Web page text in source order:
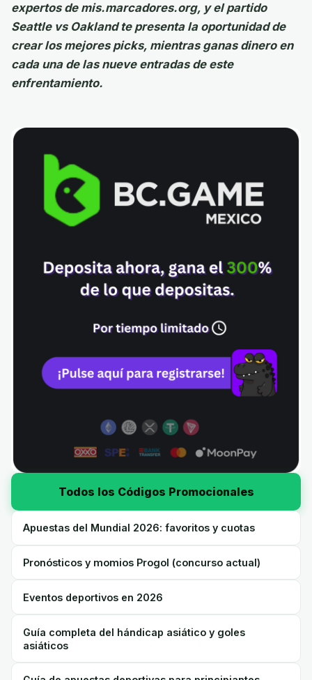
expertos de mis.marcadores.org, y el partido
Seattle vs Oakland te presenta la oportunidad de
crear los mejores picks, mientras ganas dinero en
cada una de las nueve entradas de este
enfrentamiento.
Todos los Códigos Promocionales
Apuestas del Mundial 2026: favoritos y cuotas
Pronósticos y momios Progol (concurso actual)
Eventos deportivos en 2026
Guía completa del hándicap asiático y goles
asiáticos